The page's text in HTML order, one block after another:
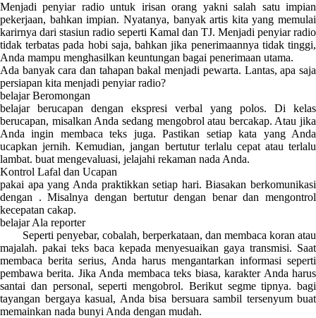
Menjadi penyiar radio untuk irisan orang yakni salah satu impian
pekerjaan, bahkan impian. Nyatanya, banyak artis kita yang memulai
karirnya dari stasiun radio seperti Kamal dan TJ. Menjadi penyiar radio
tidak terbatas pada hobi saja, bahkan jika penerimaannya tidak tinggi,
Anda mampu menghasilkan keuntungan bagai penerimaan utama.
Ada banyak cara dan tahapan bakal menjadi pewarta. Lantas, apa saja
persiapan kita menjadi penyiar radio?
belajar Beromongan
belajar berucapan dengan ekspresi verbal yang polos. Di kelas
berucapan, misalkan Anda sedang mengobrol atau bercakap. Atau jika
Anda ingin membaca teks juga. Pastikan setiap kata yang Anda
ucapkan jernih. Kemudian, jangan bertutur terlalu cepat atau terlalu
lambat. buat mengevaluasi, jelajahi rekaman nada Anda.
Kontrol Lafal dan Ucapan
pakai apa yang Anda praktikkan setiap hari. Biasakan berkomunikasi
dengan . Misalnya dengan bertutur dengan benar dan mengontrol
kecepatan cakap.
belajar Ala reporter
Seperti penyebar, cobalah, berperkataan, dan membaca koran atau
majalah. pakai teks baca kepada menyesuaikan gaya transmisi. Saat
membaca berita serius, Anda harus mengantarkan informasi seperti
pembawa berita. Jika Anda membaca teks biasa, karakter Anda harus
santai dan personal, seperti mengobrol. Berikut segme tipnya. bagi
tayangan bergaya kasual, Anda bisa bersuara sambil tersenyum buat
memainkan nada bunyi Anda dengan mudah.